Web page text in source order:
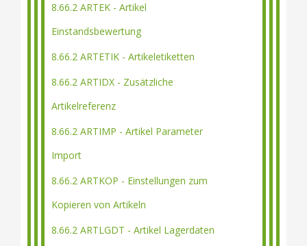
8.66.2 ARTEK - Artikel
Einstandsbewertung
8.66.2 ARTETIK - Artikeletiketten
8.66.2 ARTIDX - Zusätzliche
Artikelreferenz
8.66.2 ARTIMP - Artikel Parameter
Import
8.66.2 ARTKOP - Einstellungen zum
Kopieren von Artikeln
8.66.2 ARTLGDT - Artikel Lagerdaten